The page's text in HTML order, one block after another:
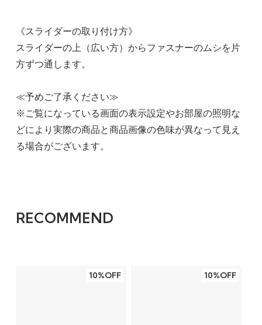
《スライダーの取り付け方》
スライダーの上（広い方）からファスナーのムシを片
方ずつ通します。
≪予めご了承ください≫
※ご覧になっている画面の表示設定やお部屋の照明な
どにより実際の商品と商品画像の色味が異なって見え
る場合がございます。
RECOMMEND
10%OFF 10%OFF